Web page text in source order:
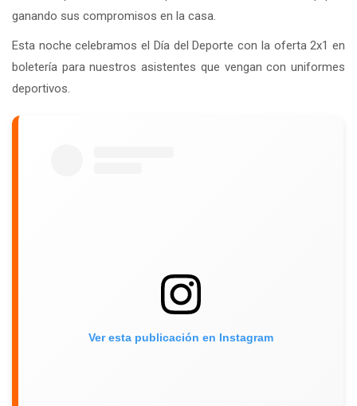
ganando sus compromisos en la casa.
Esta noche celebramos el Día del Deporte con la oferta 2x1 en
boletería para nuestros asistentes que vengan con uniformes
deportivos.
Ver esta publicación en Instagram